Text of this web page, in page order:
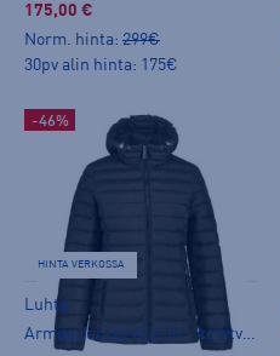
175,00 €
Norm. hinta: 299€
30pv alin hinta: 175€
-46%
HINTA VERKOSSA
Luhta
Armila Jacket W D-fit - kevytvanutakki